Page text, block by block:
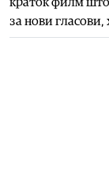
за нови